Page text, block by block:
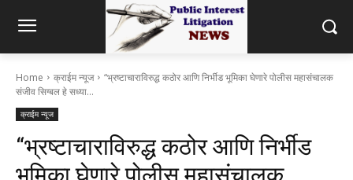
Home क्राईम न्यूज
“भ्रष्टाचाराविरुद्ध कठोर आणि निर्भीड भूमिका घेणारे पोलीस महासंचालक
संजीव सिग्बल हे सध्या...
क्राईम न्यूज
“भ्रष्टाचाराविरुद्ध कठोर आणि निर्भीड
भूमिका घेणारे पोलीस महासंचालक